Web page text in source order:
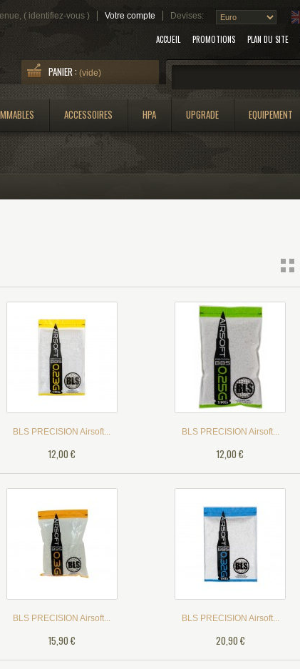
Devises:
( identifiez-vous ) Votre compte
PANIER : (vide)
ACCUEIL PROMOTIONS PLAN DU SITE
ACCESSOIRES HPA UPGRADE EQUIPEMENT
BLS PRECISION Airsoft...
12,00 €
BLS PRECISION Airsoft...
12,00 €
BLS PRECISION Airsoft...
15,90 €
BLS PRECISION Airsoft...
20,90 €